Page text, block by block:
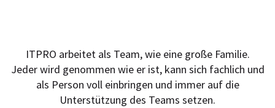
ITPRO arbeitet als Team, wie eine große Familie.
Jeder wird genommen wie er ist, kann sich fachlich und
als Person voll einbringen und immer auf die
Unterstützung des Teams setzen.